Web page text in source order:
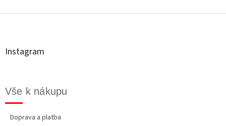
á
Instagram
Vše k nákupu
Doprava a platba